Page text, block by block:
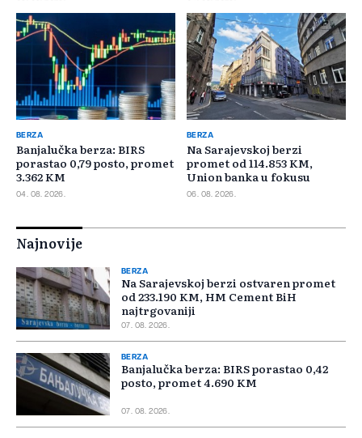
BERZA
Banjalučka berza: BIRS
porastao 0,79 posto, promet
3.362 KM
04. 08. 2026.
BERZA
Na Sarajevskoj berzi
promet od 114.853 KM,
Union banka u fokusu
06. 08. 2026.
Najnovije
BERZA
Na Sarajevskoj berzi ostvaren promet
od 233.190 KM, HM Cement BiH
najtrgovaniji
07. 08. 2026.
BERZA
Banjalučka berza: BIRS porastao 0,42
posto, promet 4.690 KM
07. 08. 2026.